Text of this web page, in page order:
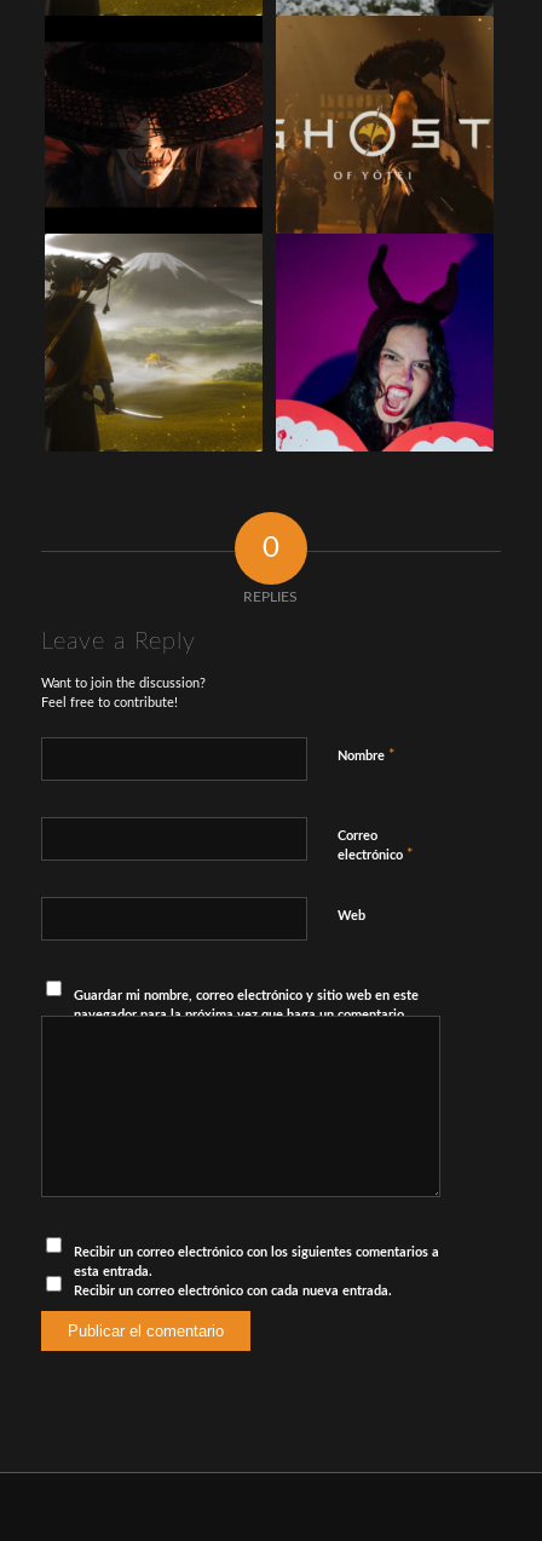
0
REPLIES
Leave a Reply
Want to join the discussion?
Feel free to contribute!
Nombre *
Correo
electrónico *
Web
Guardar mi nombre, correo electrónico y sitio web en este
navegador para la próxima vez que haga un comentario.
Recibir un correo electrónico con los siguientes comentarios a
esta entrada.
Recibir un correo electrónico con cada nueva entrada.